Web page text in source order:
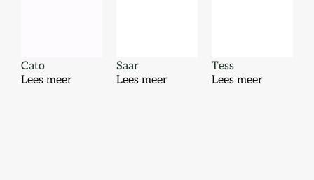
Cato
Lees meer
Saar
Lees meer
Tess
Lees meer